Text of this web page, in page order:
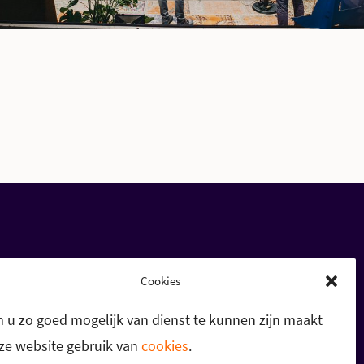
Cookies
u zo goed mogelijk van dienst te kunnen zijn maakt
website gebruik van cookies.